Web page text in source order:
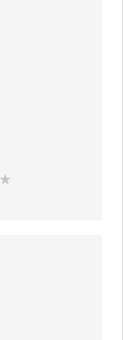
★
★